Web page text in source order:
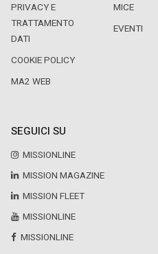
PRIVACY E
TRATTAMENTO
DATI
COOKIE POLICY
MA2 WEB
MICE
EVENTI
SEGUICI SU
MISSIONLINE
MISSION MAGAZINE
MISSION FLEET
MISSIONLINE
MISSIONLINE